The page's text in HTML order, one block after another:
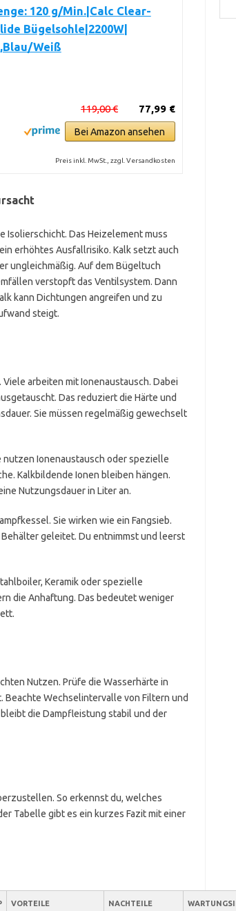
120 g/Min.|Calc Clear-
Bügelsohle|2200W|
Weiß
77,99 €
119,00 €
Bei Amazon ansehen
Preis inkl. MwSt., zzgl. Versandkosten
Isolierschicht. Das Heizelement muss
erhöhtes Ausfallrisiko. Kalk setzt auch
ungleichmäßig. Auf dem Bügeltuch
verstopft das Ventilsystem. Dann
kann Dichtungen angreifen und zu
steigt.
arbeiten mit Ionenaustausch. Dabei
Das reduziert die Härte und
Sie müssen regelmäßig gewechselt
Ionenaustausch oder spezielle
Kalkbildende Ionen bleiben hängen.
Nutzungsdauer in Liter an.
Sie wirken wie ein Fangsieb.
geleitet. Du entnimmst und leerst
Keramik oder spezielle
die Anhaftung. Das bedeutet weniger
Nutzen. Prüfe die Wasserhärte in
Beachte Wechselintervalle von Filtern und
die Dampfleistung stabil und der
So erkennst du, welches
Tabelle gibt es ein kurzes Fazit mit einer
VORTEILE NACHTEILE